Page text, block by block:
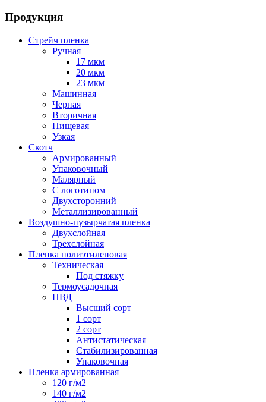
Продукция
Стрейч пленка
Ручная
17 мкм
20 мкм
23 мкм
Машинная
Черная
Вторичная
Пищевая
Узкая
Скотч
Армированный
Упаковочный
Малярный
С логотипом
Двухсторонний
Металлизированный
Воздушно-пузырчатая пленка
Двухслойная
Трехслойная
Пленка полиэтиленовая
Техническая
Под стяжку
Термоусадочная
ПВД
Высший сорт
1 сорт
2 сорт
Антистатическая
Стабилизированная
Упаковочная
Пленка армированная
120 г/м2
140 г/м2